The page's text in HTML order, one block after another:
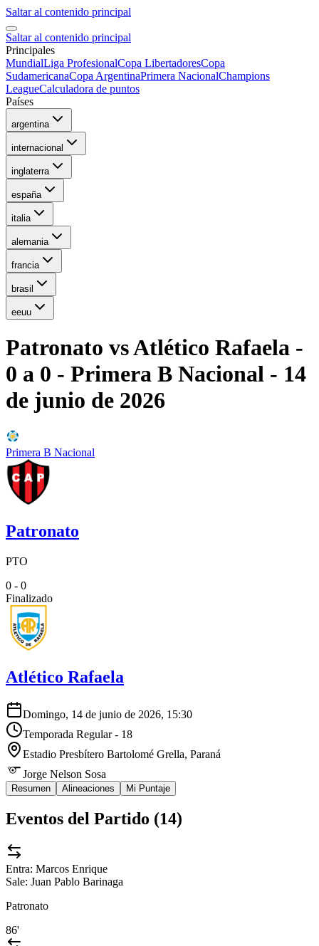
Saltar al contenido principal
Saltar al contenido principal
Principales
MundialLiga ProfesionalCopa LibertadoresCopa
SudamericanaCopa ArgentinaPrimera NacionalChampions
LeagueCalculadora de puntos
Países
argentina
internacional
inglaterra
españa
italia
alemania
francia
brasil
eeuu
Patronato vsAtlético Rafaela -
0 a 0 - Primera B Nacional - 14
de junio de 2026
Primera B Nacional
Patronato
PTO
0 - 0
Finalizado
Atlético Rafaela
Domingo, 14 de junio de 2026, 15:30
Temporada Regular - 18
Estadio Presbítero Bartolomé Grella, Paraná
Jorge Nelson Sosa
Resumen Alineaciones Mi Puntaje
Eventos del Partido (14)
Entra: Marcos Enrique
Sale: Juan Pablo Barinaga
Patronato
86'